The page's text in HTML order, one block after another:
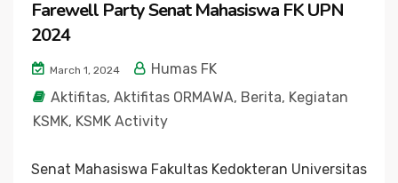
Farewell Party Senat Mahasiswa FK UPN
2024
March 1, 2024
Humas FK
Aktifitas, Aktifitas ORMAWA, Berita, Kegiatan
KSMK, KSMK Activity
Senat Mahasiswa Fakultas Kedokteran Universitas